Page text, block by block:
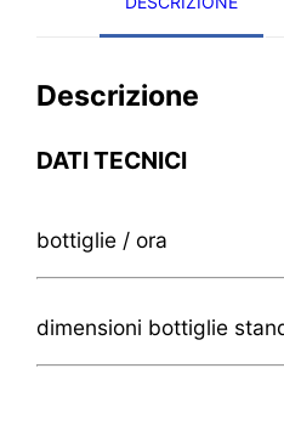
Descrizione
DATI TECNICI
bottiglie / ora
dimensioni bottiglie